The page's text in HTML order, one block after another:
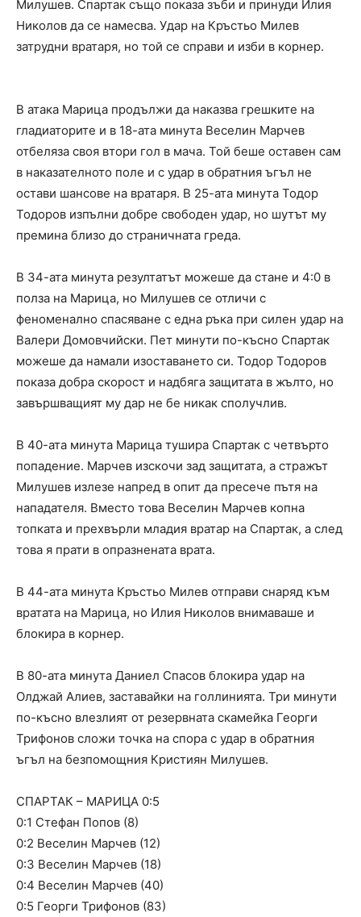
Милушев. Спартак също показа зъби и принуди Илия
Николов да се намесва. Удар на Кръстьо Милев
затрудни вратаря, но той се справи и изби в корнер.
В атака Марица продължи да наказва грешките на
гладиаторите и в 18-ата минута Веселин Марчев
отбеляза своя втори гол в мача. Той беше оставен сам
в наказателното поле и с удар в обратния ъгъл не
остави шансове на вратаря. В 25-ата минута Тодор
Тодоров изпълни добре свободен удар, но шутът му
премина близо до страничната греда.
В 34-ата минута резултатът можеше да стане и 4:0 в
полза на Марица, но Милушев се отличи с
феноменално спасяване с една ръка при силен удар на
Валери Домовчийски. Пет минути по-късно Спартак
можеше да намали изоставането си. Тодор Тодоров
показа добра скорост и надбяга защитата в жълто, но
завършващият му дар не бе никак сполучлив.
В 40-ата минута Марица тушира Спартак с четвърто
попадение. Марчев изскочи зад защитата, а стражът
Милушев излезе напред в опит да пресече пътя на
нападателя. Вместо това Веселин Марчев копна
топката и прехвърли младия вратар на Спартак, а след
това я прати в опразнената врата.
В 44-ата минута Кръстьо Милев отправи снаряд към
вратата на Марица, но Илия Николов внимаваше и
блокира в корнер.
В 80-ата минута Даниел Спасов блокира удар на
Олджай Алиев, заставайки на голлинията. Три минути
по-късно влезлият от резервната скамейка Георги
Трифонов сложи точка на спора с удар в обратния
ъгъл на безпомощния Кристиян Милушев.
СПАРТАК – МАРИЦА 0:5
0:1 Стефан Попов (8)
0:2 Веселин Марчев (12)
0:3 Веселин Марчев (18)
0:4 Веселин Марчев (40)
0:5 Георги Трифонов (83)